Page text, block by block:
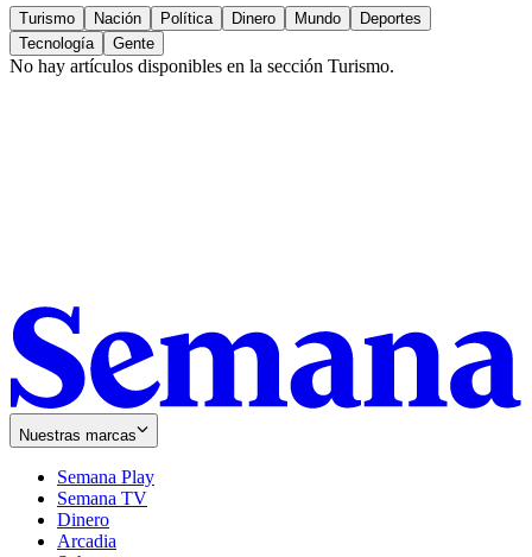
Turismo Nación Política Dinero Mundo
Deportes
Tecnología
Gente
No hay artículos disponibles en la sección Turismo.
Nuestras marcas
Semana Play
Semana TV
Dinero
Arcadia